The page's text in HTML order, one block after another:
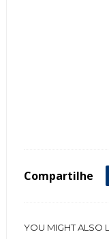
Compartilhe
YOU MIGHT ALSO